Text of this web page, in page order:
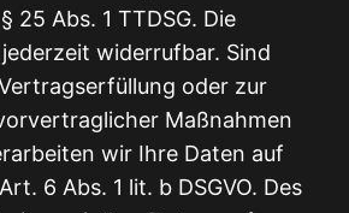
25 Abs. 1 TTDSG. Die
widerrufbar. Sind
oder zur
Maßnahmen
wir Ihre Daten auf
6 Abs. 1 lit. b DSGVO. Des